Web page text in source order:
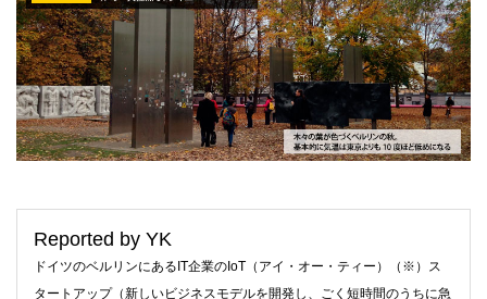
Reported by YK
ドイツのベルリンにあるIT企業のIoT（アイ・オー・ティー）（※）ス
タートアップ（新しいビジネスモデルを開発し、ごく短時間のうちに急
就活コラム